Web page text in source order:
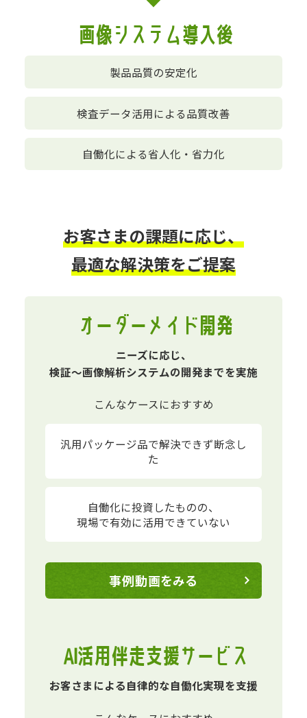
画像システム導入後
製品品質の安定化
検査データ活用による品質改善
自働化による省人化・省力化
お客さまの課題に応じ、
最適な解決策をご提案
オーダーメイド開発
ニーズに応じ、
検証～画像解析システムの開発までを実施
こんなケースにおすすめ
汎用パッケージ品で解決できず断念し
た
自働化に投資したものの、
現場で有効に活用できていない
事例動画をみる
AI活用伴走支援サービス
お客さまによる自律的な自働化実現を支援